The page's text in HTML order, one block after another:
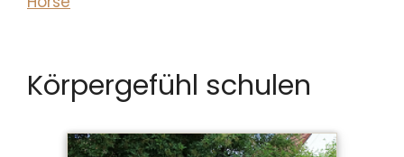
Körpergefühl schulen